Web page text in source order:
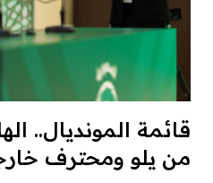
قائمة المونديال..
من يلو ومحترف